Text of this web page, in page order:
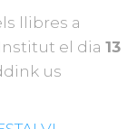
llibres a
el dia 13
us